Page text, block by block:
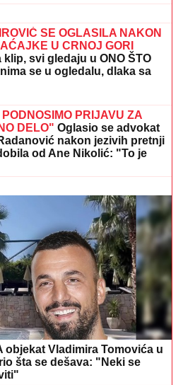
što je VERIO DEVOJKU
se nižu: "Biću tvoj oslonac i
Ti si prava osoba"
svi gledaju u ONO ŠTO
se u ogledalu, dlaka sa
ne fali
brak sa drugom ženom, a on
Ljubavna priča slavnog
a malo ko zna detalje
PRIJAVU ZA
DELO"Oglasio se advokat
nakon jezivih pretnji